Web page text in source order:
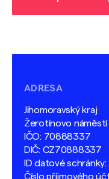
ADRESA
Jihomoravský kraj
Žerotínovo
IČO: 70888337
DIČ: CZ70888337
ID datové
Číslo příjmového